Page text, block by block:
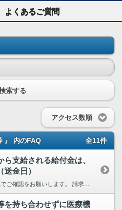
よくあるご質問
索する
アクセス数順
』 内のFAQ 全11件
支給される給付金は、
金日）
下表及び送金予定日のリンク先でご確認をお願いします。 請求書 給付金の種類 送金予定日 ...
を持ち合わせずに医療機